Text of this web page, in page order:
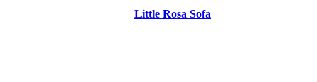
Little Rosa Sofa